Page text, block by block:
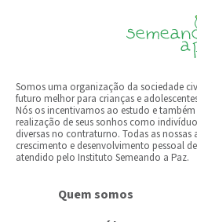
Somos uma organização da sociedade
futuro melhor para crianças e
Nós os​ ​incentivamos​ ​ao estudo e​
realização de seus sonhos como
diversas no contraturno. Todas as
crescimento e desenvolvimento pessoal
atendid​o pelo Instituto​ ​Semeando a Paz​.
Quem somos